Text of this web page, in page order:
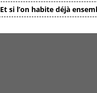
Et si l’on habite déjà